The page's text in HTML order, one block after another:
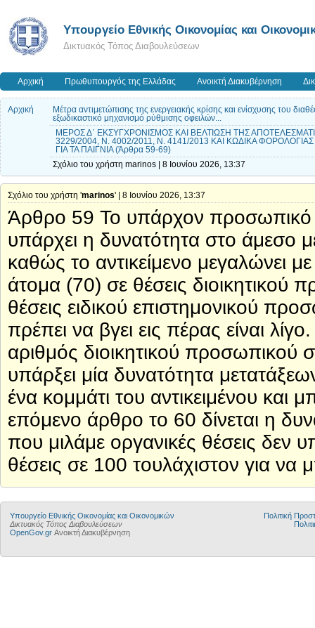
Υπουργείο Εθνικής Οικονομίας και
Δικτυακός Τόπος Διαβουλεύσεων
Αρχική Πρωθυπουργός της Ελλάδας Ανοικτή Διακυβέρνηση
Αρχική
Mέτρα αντιμετώπισης της ενεργειακής κρίσης και ενίσχυσης του
εξωδικαστικό μηχανισμό ρύθμισης οφειλών...
ΜΕΡΟΣ Δ΄ ΕΚΣΥΓΧΡΟΝΙΣΜΟΣ ΚΑΙ ΒΕΛΤΙΩΣΗ ΤΗΣ
3229/2004, Ν. 4002/2011, Ν. 4141/2013 ΚΑΙ ΚΩΔΙΚΑ
ΓΙΑ ΤΑ ΠΑΙΓΝΙΑ (Άρθρα 59-69)
Σχόλιο του χρήστη marinos | 8 Ιουνίου 2026, 13:37
Σχόλιο του χρήστη 'marinos' | 8 Ιουνίου 2026, 13:37
Άρθρο 59 Το υπάρχον προσωπικό
υπάρχει η δυνατότητα στο άμεσο
καθώς το αντικείμενο μεγαλώνει
άτομα (70) σε θέσεις
θέσεις ειδικού επιστημονικού
πρέπει να βγει εις πέρας είναι
αριθμός διοικητικού προσωπικού
υπάρξει μία δυνατότητα
ένα κομμάτι του αντικειμένου
επόμενο άρθρο το 60 δίνεται η
που μιλάμε οργανικές θέσεις δεν
θέσεις σε 100 τουλάχιστον για
Υπουργείο Εθνικής Οικονομίας και Οικονομικών
Δικτυακός Τόπος Διαβουλεύσεων
OpenGov.gr Ανοικτή Διακυβέρνηση
Πολιτική